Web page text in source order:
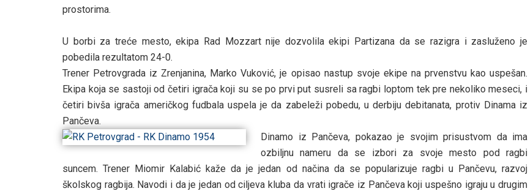
prostorima.
U borbi za treće mesto, ekipa Rad Mozzart nije dozvolila ekipi Partizana da se razigra i zasluženo je
pobedila rezultatom 24-0.
Trener Petrovgrada iz Zrenjanina, Marko Vuković, je opisao nastup svoje ekipe na prvenstvu kao uspešan.
Ekipa koja se sastoji od četiri igrača koji su se po prvi put susreli sa ragbi loptom tek pre nekoliko meseci, i
četiri bivša igrača američkog fudbala uspela je da zabeleži pobedu, u derbiju debitanata, protiv Dinama iz
Pančeva.
Dinamo iz Pančeva, pokazao je svojim prisustvom da ima
ozbiljnu nameru da se izbori za svoje mesto pod ragbi
suncem. Trener Miomir Kalabić kaže da je jedan od načina da se popularizuje ragbi u Pančevu, razvoj
školskog ragbija. Navodi i da je jedan od ciljeva kluba da vrati igrače iz Pančeva koji uspešno igraju u drugim